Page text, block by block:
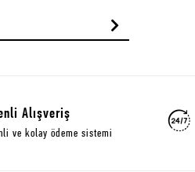
Alışveriş
ve kolay ödeme sistemi